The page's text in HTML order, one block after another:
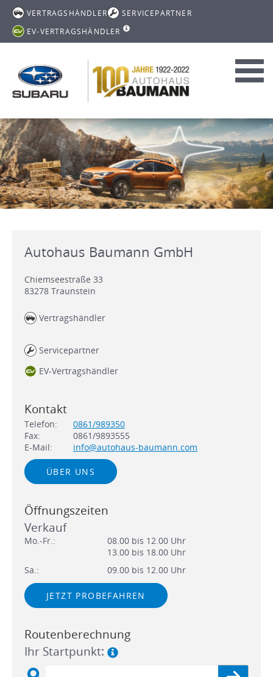
VERTRAGSHÄNDLER
SERVICEPARTNER
EV-VERTRAGSHÄNDLER
Autohaus Baumann GmbH
Chiemseestraße 33
83278 Traunstein
Vertragshändler
Servicepartner
EV-Vertragshändler
Kontakt
Telefon:
0861/989350
Fax:
0861/9893555
E-Mail:
info@autohaus-baumann.com
ÜBER UNS
Öffnungszeiten
Verkauf
Mo.-Fr.:
08.00 bis 12.00 Uhr
13.00 bis 18.00 Uhr
Sa.:
09.00 bis 12.00 Uhr
JETZT PROBEFAHREN
Routenberechnung
Ihr Startpunkt: